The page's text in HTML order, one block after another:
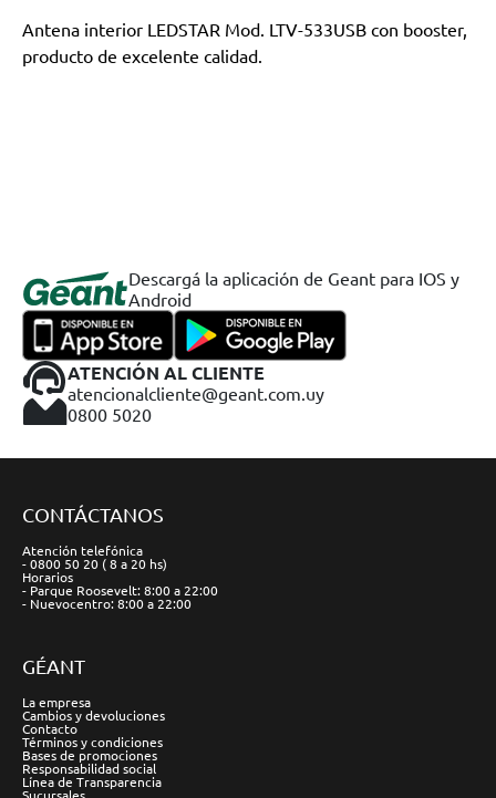
Antena interior LEDSTAR Mod. LTV-533USB con booster,
producto de excelente calidad.
Descargá la aplicación de Geant para IOS y
Android
ATENCIÓN AL CLIENTE
atencionalcliente@geant.com.uy
0800 5020
CONTÁCTANOS
Atención telefónica
- 0800 50 20 ( 8 a 20 hs)
Horarios
- Parque Roosevelt: 8:00 a 22:00
- Nuevocentro: 8:00 a 22:00
GÉANT
La empresa
Cambios y devoluciones
Contacto
Términos y condiciones
Bases de promociones
Responsabilidad social
Línea de Transparencia